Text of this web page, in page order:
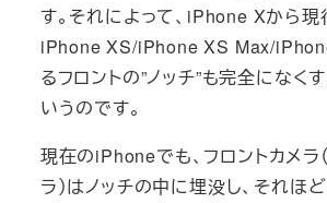
す。それによって、iPhone Xから
iPhone XS/iPhone XS Max/
るフロントの”ノッチ”も完全になく
いうのです。
現在のiPhoneでも、フロントカメラ
ラ）はノッチの中に埋没し、それほ